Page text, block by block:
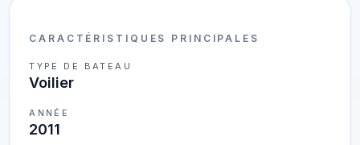
CARACTÉRISTIQUES PRINCIPALES
TYPE DE BATEAU
Voilier
ANNÉE
2011